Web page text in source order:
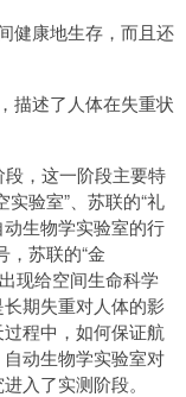
健康地生存，而且还
描述了人体在失重状
，这一阶段主要特
验室”、苏联的“礼
动生物学实验室的行
，苏联的“金
现给空间生命科学
期失重对人体的影
程中，如何保证航
动生物学实验室对
入了实测阶段。